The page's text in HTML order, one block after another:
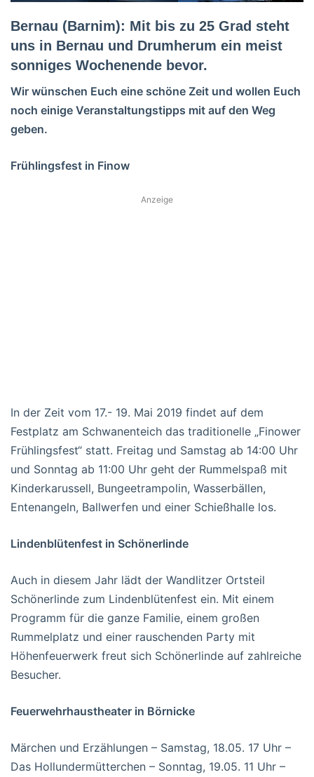
Bernau (Barnim): Mit bis zu 25 Grad steht
uns in Bernau und Drumherum ein meist
sonniges Wochenende bevor.
Wir wünschen Euch eine schöne Zeit und wollen Euch
noch einige Veranstaltungstipps mit auf den Weg
geben.
Frühlingsfest in Finow
Anzeige
In der Zeit vom 17.- 19. Mai 2019 findet auf dem
Festplatz am Schwanenteich das traditionelle „Finower
Frühlingsfest“ statt. Freitag und Samstag ab 14:00 Uhr
und Sonntag ab 11:00 Uhr geht der Rummelspaß mit
Kinderkarussell, Bungeetrampolin, Wasserbällen,
Entenangeln, Ballwerfen und einer Schießhalle los.
Lindenblütenfest in Schönerlinde
Auch in diesem Jahr lädt der Wandlitzer Ortsteil
Schönerlinde zum Lindenblütenfest ein. Mit einem
Programm für die ganze Familie, einem großen
Rummelplatz und einer rauschenden Party mit
Höhenfeuerwerk freut sich Schönerlinde auf zahlreiche
Besucher.
Feuerwehrhaustheater in Börnicke
Märchen und Erzählungen – Samstag, 18.05. 17 Uhr –
Das Hollundermütterchen – Sonntag, 19.05. 11 Uhr –